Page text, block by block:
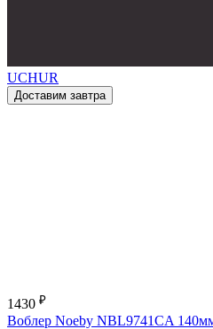
UCHUR
Доставим завтра
1430 ₽
Воблер Noeby NBL9741CA